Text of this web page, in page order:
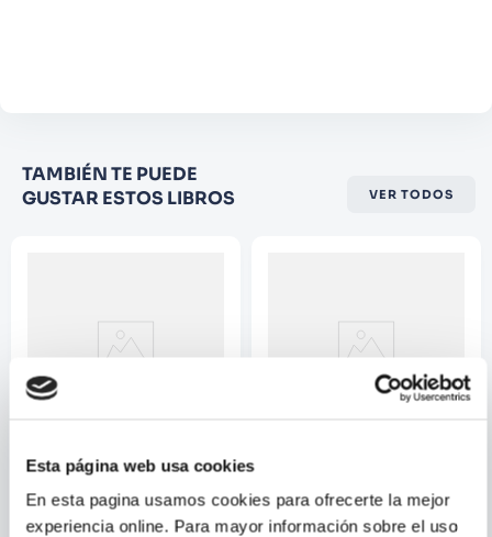
Esta página web usa cookies
En esta pagina usamos cookies para ofrecerte la mejor
experiencia online. Para mayor información sobre el uso
Califique el producto de 1 a 5
estrellas
Correo electrónico
TAMBIÉN TE PUEDE
GUSTAR ESTOS LIBROS
VER TODOS
STAR WARS. THE CLONE
OGILVIE
LA PRINCESA REBELDE